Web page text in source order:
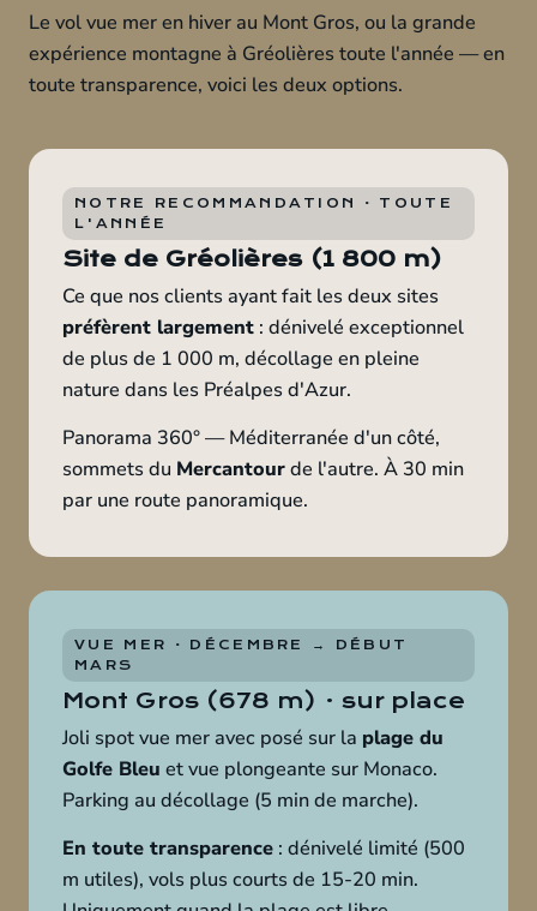
Le vol vue mer en hiver au Mont Gros, ou la grande
expérience montagne à Gréolières toute l'année — en
toute transparence, voici les deux options.
NOTRE RECOMMANDATION · TOUTE
L'ANNÉE
Site de Gréolières (1 800 m)
Ce que nos clients ayant fait les deux sites
préfèrent largement : dénivelé exceptionnel
de plus de 1 000 m, décollage en pleine
nature dans les Préalpes d'Azur.
Panorama 360° — Méditerranée d'un côté,
sommets du Mercantourde l'autre. À 30 min
par une route panoramique.
VUE MER · DÉCEMBRE → DÉBUT
MARS
Mont Gros (678 m) · sur place
Joli spot vue mer avec posé sur la plage du
Golfe Bleu et vue plongeante sur Monaco.
Parking au décollage (5 min de marche).
En toute transparence : dénivelé limité (500
m utiles), vols plus courts de 15-20 min.